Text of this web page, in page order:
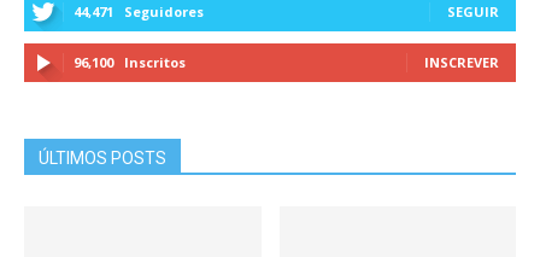
44,471 Seguidores SEGUIR
96,100 Inscritos INSCREVER
ÚLTIMOS POSTS